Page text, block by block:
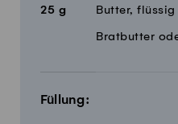
25 g Butter, flüssig
Bratbutter
Füllung: